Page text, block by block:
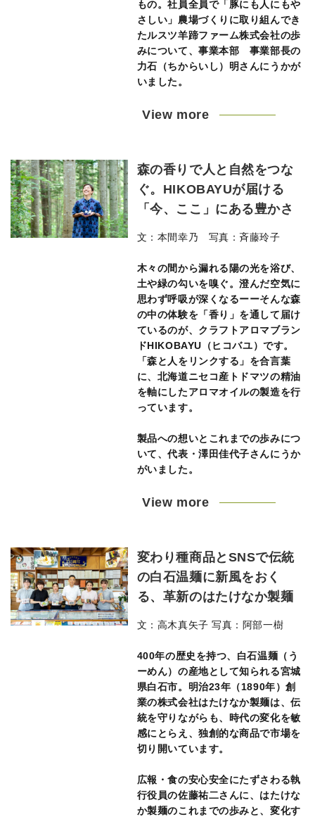
もの。社員全員で「豚にも人にもや
さしい」農場づくりに取り組んでき
たルスツ羊蹄ファーム株式会社の歩
みについて、事業本部 事業部長の
力石（ちからいし）明さんにうかが
いました。
View more
森の香りで人と自然をつな
ぐ。HIKOBAYUが届ける
「今、ここ」にある豊かさ
文：本間幸乃 写真：斉藤玲子
木々の間から漏れる陽の光を浴び、
土や緑の勾いを嗅ぐ。澄んだ空気に
思わず呼吸が深くなるーーそんな森
の中の体験を「香り」を通して届け
ているのが、クラフトアロマブラン
ドHIKOBAYU（ヒコバユ）です。
「森と人をリンクする」を合言葉
に、北海道ニセコ産トドマツの精油
を軸にしたアロマオイルの製造を行
っています。
製品への想いとこれまでの歩みにつ
いて、代表・澤田佳代子さんにうか
がいました。
View more
変わり種商品とSNSで伝統
の白石温麺に新風をおく
る、革新のはたけなか製麺
文：高木真矢子 写真：阿部一樹
400年の歴史を持つ、白石温麺（う
ーめん）の産地として知られる宮城
県白石市。明治23年（1890年）創
業の株式会社はたけなか製麺は、伝
統を守りながらも、時代の変化を敏
感にとらえ、独創的な商品で市場を
切り開いています。
広報・食の安心安全にたずさわる執
行役員の佐藤祐二さんに、はたけな
か製麺のこれまでの歩みと、変化す